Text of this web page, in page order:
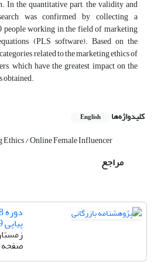
In the quantitative part, the validity and
was confirmed by collecting a
people working in the field of marketing
(PLS software). Based on the
related to the marketing ethics of
which have the greatest impact on the
obtained.
کلیدواژه‌ها English
/ Online Female Influencer
مراجع
پیاپی 109
زمستان
صفحه